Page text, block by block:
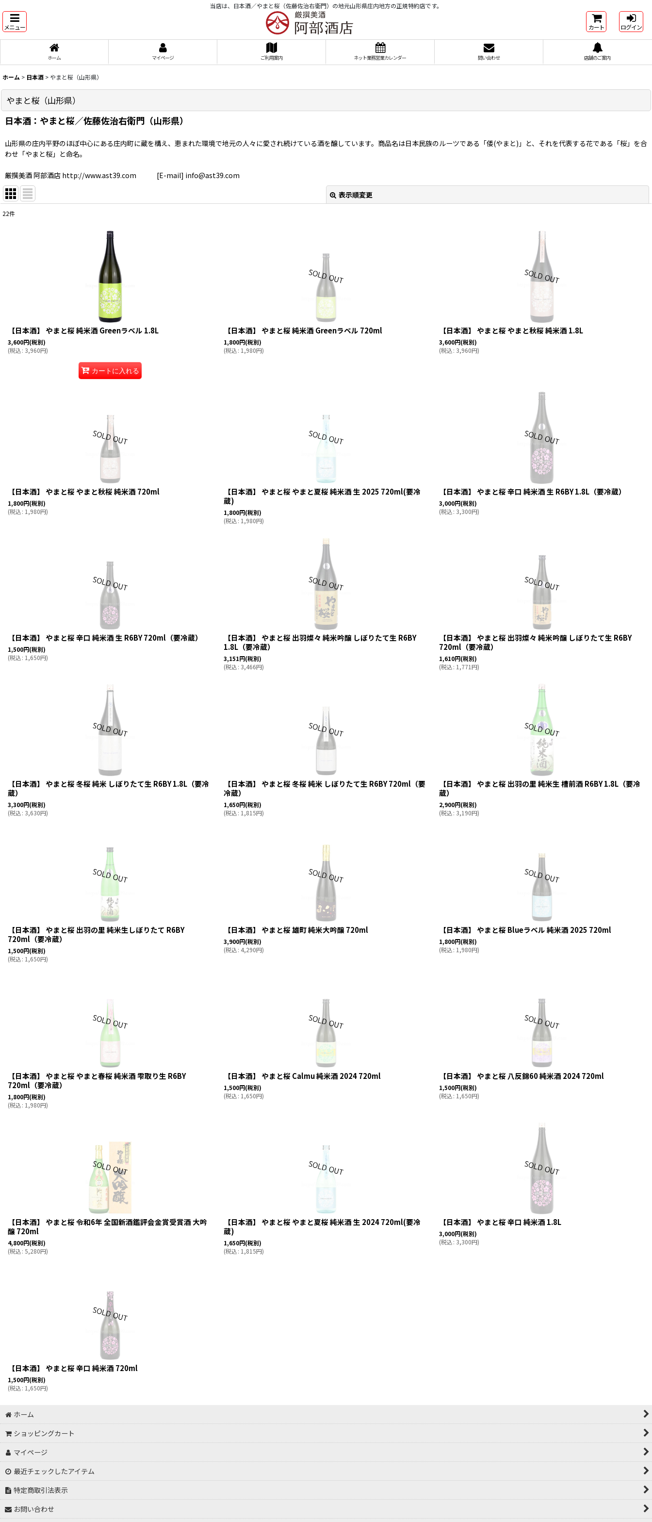
当店は、日本酒／やまと桜（佐藤佐治右衛門）の地元山形県庄内地方の正規特約店です。
メニュー カート ログイン
ホーム マイページ ご利用案内 ネット業務営業カレンダー 問い合わせ 店舗のご案内
ホーム > 日本酒 > やまと桜（山形県）
やまと桜（山形県）
日本酒：やまと桜／佐藤佐治右衛門（山形県）
山形県の庄内平野のほぼ中心にある庄内町に蔵を構え、恵まれた環境で地元の人々に愛され続けている酒を醸しています。商品名は日本民族のルーツである「倭(やまと)」と、それを代表する花である「桜」を合
わせ「やまと桜」と命名。
厳撰美酒 阿部酒店 http://www.ast39.com [E-mail] info@ast39.com
表示順変更
絞り込む
22件
【日本酒】 やまと桜 純米酒 Greenラベル 1.8L
3,600円(税別)
(税込: 3,960円)
カートに入れる
【日本酒】 やまと桜 純米酒 Greenラベル 720ml
1,800円(税別)
(税込: 1,980円)
【日本酒】 やまと桜 やまと秋桜 純米酒 1.8L
3,600円(税別)
(税込: 3,960円)
【日本酒】 やまと桜 やまと秋桜 純米酒 720ml
1,800円(税別)
(税込: 1,980円)
【日本酒】 やまと桜 やまと夏桜 純米酒 生 2025 720ml(要冷
蔵)
1,800円(税別)
(税込: 1,980円)
【日本酒】 やまと桜 辛口 純米酒 生 R6BY 1.8L（要冷蔵）
3,000円(税別)
(税込: 3,300円)
【日本酒】 やまと桜 辛口 純米酒 生 R6BY 720ml（要冷蔵）
1,500円(税別)
(税込: 1,650円)
【日本酒】 やまと桜 出羽燦々 純米吟醸 しぼりたて生 R6BY
1.8L（要冷蔵）
3,151円(税別)
(税込: 3,466円)
【日本酒】 やまと桜 出羽燦々 純米吟醸 しぼりたて生 R6BY
720ml（要冷蔵）
1,610円(税別)
(税込: 1,771円)
【日本酒】 やまと桜 冬桜 純米 しぼりたて生 R6BY 1.8L（要冷
蔵）
3,300円(税別)
(税込: 3,630円)
【日本酒】 やまと桜 冬桜 純米 しぼりたて生 R6BY 720ml（要
冷蔵）
1,650円(税別)
(税込: 1,815円)
【日本酒】 やまと桜 出羽の里 純米生 槽前酒 R6BY 1.8L（要冷
蔵）
2,900円(税別)
(税込: 3,190円)
【日本酒】 やまと桜 出羽の里 純米生しぼりたて R6BY
720ml（要冷蔵）
1,500円(税別)
(税込: 1,650円)
【日本酒】 やまと桜 雄町 純米大吟醸 720ml
3,900円(税別)
(税込: 4,290円)
【日本酒】 やまと桜 Blueラベル 純米酒 2025 720ml
1,800円(税別)
(税込: 1,980円)
【日本酒】 やまと桜 やまと春桜 純米酒 雫取り生 R6BY
720ml（要冷蔵）
1,800円(税別)
(税込: 1,980円)
【日本酒】 やまと桜 Calmu 純米酒 2024 720ml
1,500円(税別)
(税込: 1,650円)
【日本酒】 やまと桜 八反錦60 純米酒 2024 720ml
1,500円(税別)
(税込: 1,650円)
【日本酒】 やまと桜 令和6年 全国新酒鑑評会金賞受賞酒 大吟
醸 720ml
4,800円(税別)
(税込: 5,280円)
【日本酒】 やまと桜 やまと夏桜 純米酒 生 2024 720ml(要冷
蔵)
1,650円(税別)
(税込: 1,815円)
【日本酒】 やまと桜 辛口 純米酒 1.8L
3,000円(税別)
(税込: 3,300円)
【日本酒】 やまと桜 辛口 純米酒 720ml
1,500円(税別)
(税込: 1,650円)
ホーム
ショッピングカート
マイページ
最近チェックしたアイテム
特定商取引法表示
お問い合わせ